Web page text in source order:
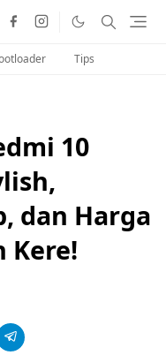
Tips
10
dan Harga
Kere!